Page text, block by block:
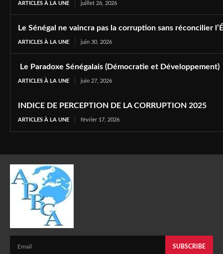
ARTICLES À LA UNE juillet 26, 2026
Le Sénégal ne vaincra pas la corruption sans réconcilier
ARTICLES À LA UNE juin 30, 2026
Le Paradoxe Sénégalais (Démocratie et Développement)
ARTICLES À LA UNE juin 27, 2026
INDICE DE PERCEPTION DE LA CORRUPTION 2025
ARTICLES À LA UNE février 17, 2026
SUBSCRIBE